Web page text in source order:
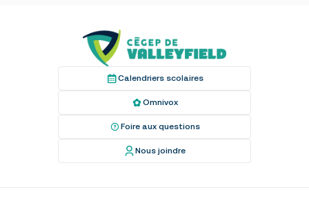
Calendriers scolaires
Omnivox
Foire aux questions
Nous joindre